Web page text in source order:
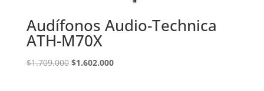
Audífonos Audio-Technica
ATH-M70X
$1.709.000 El
$1.602.000El